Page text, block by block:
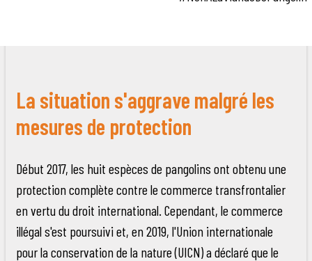
La situation s'aggrave malgré les
mesures de protection
Début 2017, les huit espèces de pangolins ont obtenu une
protection complète contre le commerce transfrontalier
en vertu du droit international. Cependant, le commerce
illégal s'est poursuivi et, en 2019, l'Union internationale
pour la conservation de la nature (UICN) a déclaré que le